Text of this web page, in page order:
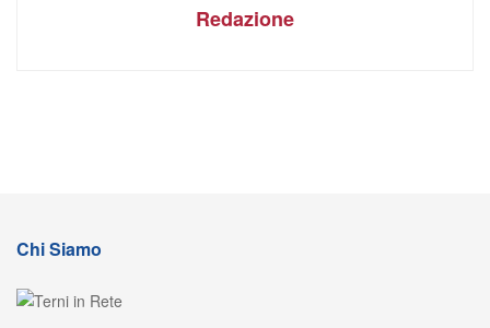
Redazione
Chi Siamo